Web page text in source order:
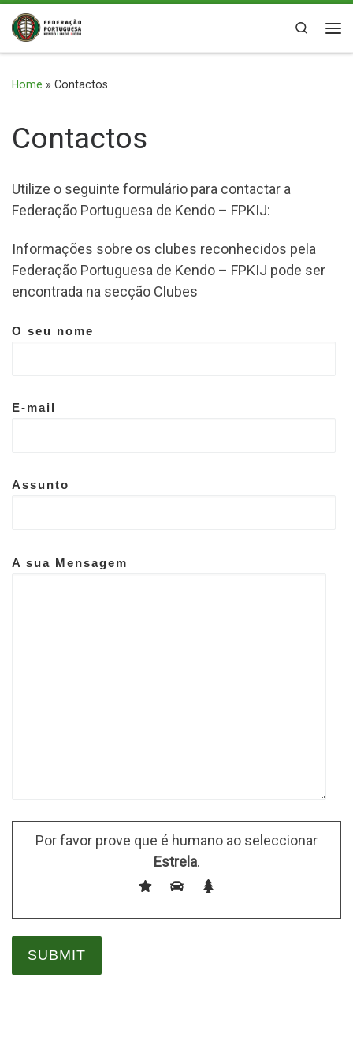
Skip to content
Search
Home » Contactos
Contactos
Utilize o seguinte formulário para contactar a
Federação Portuguesa de Kendo – FPKIJ:
Informações sobre os clubes reconhecidos pela
Federação Portuguesa de Kendo – FPKIJ pode ser
encontrada na secção Clubes
O seu nome
E-mail
Assunto
A sua Mensagem
Por favor prove que é humano ao seleccionar
Estrela.